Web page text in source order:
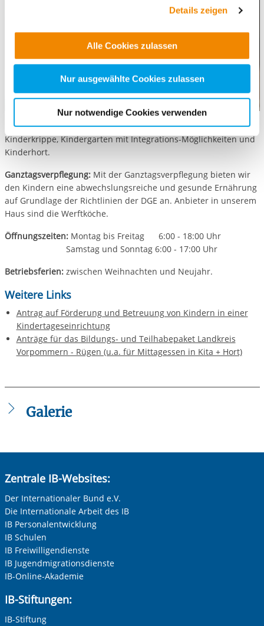
und in unsererCookie-
Funktionen für diese Zwecke aktiviert sind, müssen Sie
alle Cookie-Kategorien auswählen. Sie können mittels
nachfolgender Buttons über Ihre Einwilligung für diese
Zwecke entscheiden und Ihre erteilte Einwilligung stets
für die Zukunft widerrufen. Bitte beachten Sie: Ihre
Cookies, die erforderlich zur Bereitstellung der von Ihnen
aufgerufenen und somit gewünschten Website-
Funktionen sind. Diese Cookies setzen wir aufgrund
Einwilligung.
Details zeigen
Alle Cookies zulassen
Nur ausgewählte Cookies zulassen
Nur notwendige Cookies verwenden
Struktur:253 Kinder betreuen wir in den Bereichen
Kinderkrippe, Kindergarten mit Integrations-Möglichkeiten und
Kinderhort.
Ganztagsverpflegung: Mit der Ganztagsverpflegung bieten wir
den Kindern eine abwechslungsreiche und gesunde Ernährung
auf Grundlage der Richtlinien der DGE an. Anbieter in unserem
Haus sind die Werftköche.
Öffnungszeiten: Montag bis Freitag 6:00 - 18:00 Uhr
Samstag und Sonntag 6:00 - 17:00 Uhr
Betriebsferien: zwischen Weihnachten und Neujahr.
Weitere Links
Antrag auf Förderung und Betreuung von Kindern in einer
Kindertageseinrichtung
Anträge für das Bildungs- und Teilhabepaket Landkreis
Vorpommern - Rügen (u.a. für Mittagessen in Kita + Hort)
Galerie
Vorherige Folie anzeigen
Zentrale IB-Websites:
Der Internationaler Bund e.V.
Die Internationale Arbeit des IB
IB Personalentwicklung
IB Schulen
IB Freiwilligendienste
IB Jugendmigrationsdienste
IB-Online-Akademie
IB-Stiftungen:
IB-Stiftung